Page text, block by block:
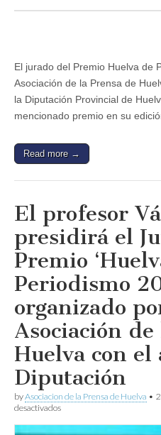
Rafael
López
de
Onda
Cero,
Miguel
de
Canal
Josué
Correa
de
Huelva
Información,
Premio
Huelva
de
Periodismo
2025
El jurado del Premio Huelva de
Asociación de la Prensa de
la Diputación Provincial de
mencionado premio en su
Read more →
El profesor
presidirá el
Premio
Periodismo
organizado
Asociación
Huelva con el
Diputación
byAsociacion de la Prensa de Huelva •
desactivadosen